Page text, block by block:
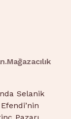
Selanik